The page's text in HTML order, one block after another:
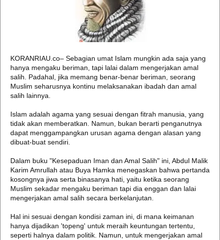
KORANRIAU.co– Sebagian umat Islam mungkin ada saja yang
hanya mengaku beriman, tapi lalai dalam mengerjakan amal
salih. Padahal, jika memang benar-benar beriman, seorang
Muslim seharusnya kontinu melaksanakan ibadah dan amal
salih lainnya.
Islam adalah agama yang sesuai dengan fitrah manusia, yang
tidak akan memberatkan. Namun, bukan berarti penganutnya
dapat menggampangkan urusan agama dengan alasan yang
dibuat-buat sendiri.
Dalam buku "Kesepaduan Iman dan Amal Salih" ini, Abdul Malik
Karim Amrullah atau Buya Hamka menegaskan bahwa pertanda
kosongnya jiwa serta binasanya hati, yaitu ketika seorang
Muslim sekadar mengaku beriman tapi dia enggan dan lalai
mengerjakan amal salih secara berkelanjutan.
Hal ini sesuai dengan kondisi zaman ini, di mana keimanan
hanya dijadikan 'topeng' untuk meraih keuntungan tertentu,
seperti halnya dalam politik. Namun, untuk mengerjakan amal